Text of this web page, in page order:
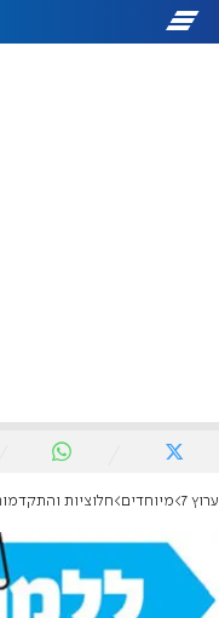
ערוץ 7 מיוחדים חלוציות